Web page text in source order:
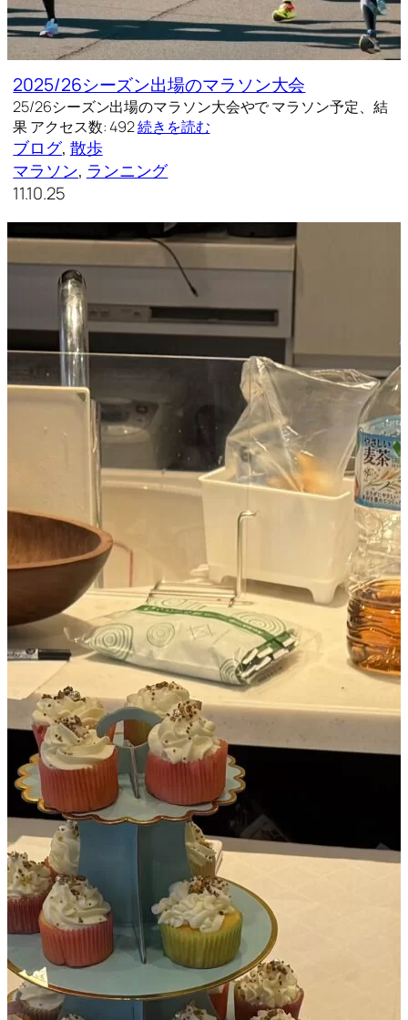
2025/26シーズン出場のマラソン大会
25/26シーズン出場のマラソン大会やで マラソン予定、結
果 アクセス数: 492続きを読む
ブログ, 散歩
マラソン, ランニング
11.10.25